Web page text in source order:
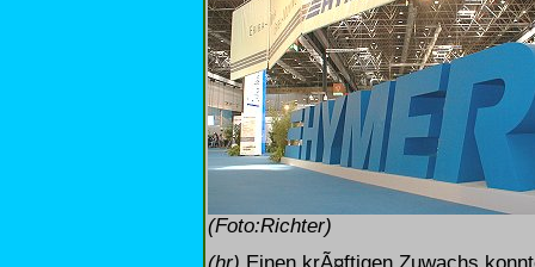
(Foto:Richter)